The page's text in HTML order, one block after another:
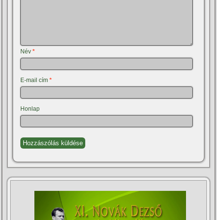
Név*
E-mail cím*
Honlap